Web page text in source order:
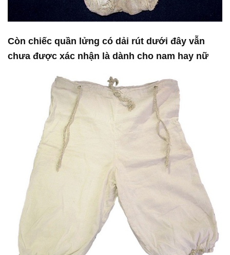
Còn chiếc quần lửng có dải rút dưới đây vẫn
chưa được xác nhận là dành cho nam hay nữ